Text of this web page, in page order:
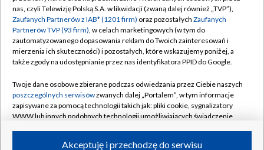
Emisja w TVP
Centrum informacji TVP
Naziemna Telewizja Cyfrowa
Rada Programowa
System NOS
Informacje o nadawcy
Polityka prywatności
Moje zgody
Pomoc
Kontakt
Kanały
nas, czyli Telewizję Polską S.A. w likwidacji (zwaną dalej również „TVP”),
Zaufanych Partnerów z IAB* (1201 firm) oraz pozostałych Zaufanych
Partnerów TVP (93 firm), w celach marketingowych (w tym do
zautomatyzowanego dopasowania reklam do Twoich zainteresowań i
mierzenia ich skuteczności) i pozostałych, które wskazujemy poniżej, a
także zgody na udostępnianie przez nas identyfikatora PPID do Google.
Twoje dane osobowe zbierane podczas odwiedzania przez Ciebie naszych
poszczególnych serwisówzwanych dalej „Portalem”, w tym informacje
zapisywane za pomocą technologii takich jak: pliki cookie, sygnalizatory
WWW lub innych podobnych technologii umożliwiających świadczenie
ruchu w Internecie.Akceptuję i przechodzę do serwisu